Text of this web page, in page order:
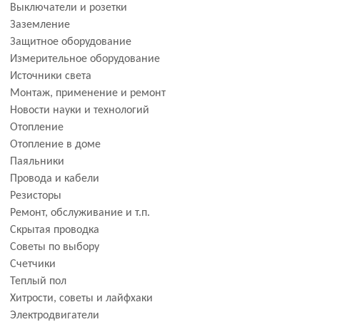
Выключатели и розетки
Заземление
Защитное оборудование
Измерительное оборудование
Источники света
Монтаж, применение и ремонт
Новости науки и технологий
Отопление
Отопление в доме
Паяльники
Провода и кабели
Резисторы
Ремонт, обслуживание и т.п.
Скрытая проводка
Советы по выбору
Счетчики
Теплый пол
Хитрости, советы и лайфхаки
Электродвигатели